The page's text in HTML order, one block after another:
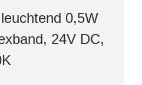
0,5W
24V DC,